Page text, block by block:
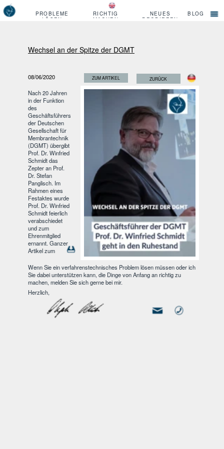
LÖSEN MACHEN
NEUES
PROBIEREN
08/06/2020 ZUM ARTIKEL
Gesellschaft für
Membrantechnik
(DGMT) übergibt
Prof. Dr. Winfried
Schmidt das
Zepter an Prof.
Dr. Stefan
Panglisch. Im
Rahmen eines
Festaktes wurde
Prof. Dr. Winfried
Schmidt feierlich
verabschiedet
und zum
Ehrenmitglied
ernannt. Ganzer
Artikel zum
downloaden
Wenn Sie ein verfahrenstechnisches Problem lösen müssen oder ich
Sie dabei unterstützen kann, die Dinge von Anfang an richtig zu
machen, melden Sie sich gerne bei mir.
Herzlich,